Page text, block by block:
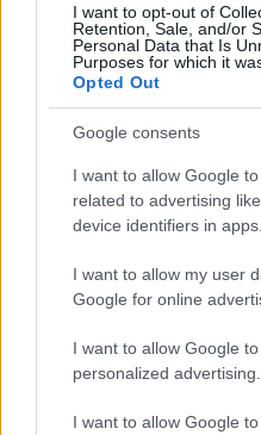
I want to opt-out of
Retention, Sale, and/or
Personal Data that Is
Purposes for which it
Opted Out
Google consents
I want to allow Google
related to advertising
device identifiers in apps.
I want to allow my user
Google for online
I want to allow Google
personalized advertising.
I want to allow Google
BKK KM Építő Kft.
Látványos építési
felüljárón
A tartós nyári hőség jelentős